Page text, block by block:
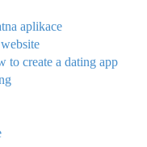
aplikace
to create a dating app